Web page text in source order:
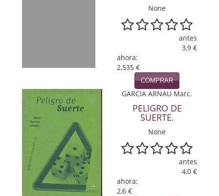
Papás, Mamás, Bebés…
Poesía
Psicología. Educación
Religión
Revistas
Segunda Guerra Mundial
None
antes
3,9 €
ahora:
2,535 €
COMPRAR
GARCIA ARNAU Marc.
PELIGRO DE
SUERTE.
None
antes
4,0 €
ahora:
2,6 €